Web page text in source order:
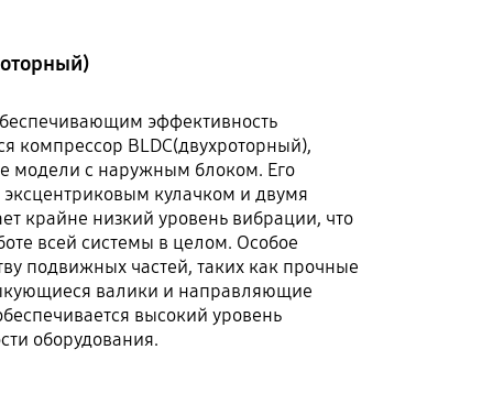
эффективность
компрессор BLDC(двухроторный),
модели с наружным блоком. Его
кулачком и двумя
крайне низкий уровень вибрации, что
всей системы в целом. Особое
подвижных частей, таких как прочные
валики и направляющие
высокий уровень
оборудования.